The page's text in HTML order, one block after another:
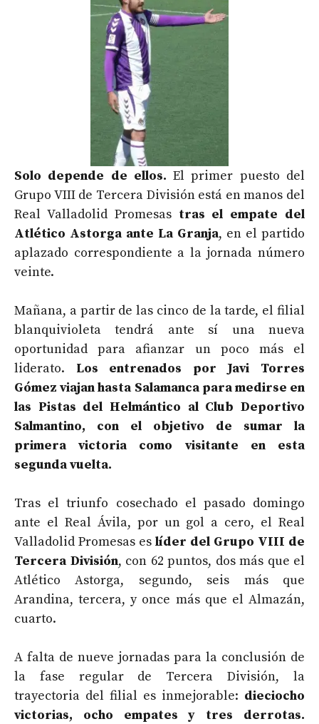
Solo depende de ellos. El primer puesto del
Grupo VIII de Tercera División está en manos del
Real Valladolid Promesas tras el empate del
Atlético Astorga ante La Granja, en el partido
aplazado correspondiente a la jornada número
veinte.
Mañana, a partir de las cinco de la tarde, el filial
blanquivioleta tendrá ante sí una nueva
oportunidad para afianzar un poco más el
liderato. Los entrenados por Javi Torres
Gómez viajan hasta Salamanca para medirse en
las Pistas del Helmántico al Club Deportivo
Salmantino,
con el
objetivo de sumar la
primera victoria como visitante en esta
segunda vuelta.
Tras el triunfo cosechado el pasado domingo
ante el Real Ávila, por un gol a cero, el Real
Valladolid Promesas es líder del Grupo VIII de
Tercera División, con 62 puntos, dos más que el
Atlético Astorga, segundo, seis más que
Arandina, tercera, y once más que el Almazán,
cuarto.
A falta de nueve jornadas para la conclusión de
la fase regular de Tercera División, la
trayectoria del filial es inmejorable: dieciocho
victorias, ocho empates y tres derrotas.